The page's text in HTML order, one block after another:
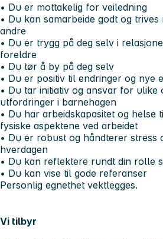
• Du er mottakelig for veiledning
• Du kan samarbeide godt og
andre
• Du er trygg på deg selv i
foreldre
• Du tør å by på deg selv
• Du er positiv til endringer og nye
• Du tar initiativ og ansvar for ulike
utfordringer i barnehagen
• Du har arbeidskapasitet og helse
fysiske aspektene ved arbeidet
• Du er robust og håndterer stress
hverdagen
• Du kan reflektere rundt din rolle
• Du kan vise til gode referanser
Personlig egnethet vektlegges.
Vi tilbyr